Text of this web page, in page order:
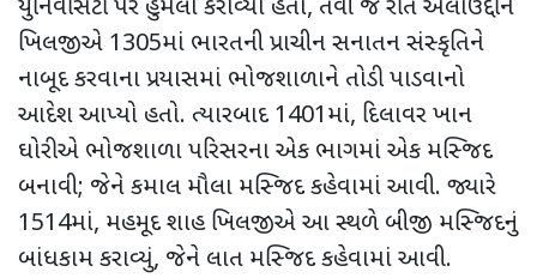
યુનિવર્સિટી પર હુમલો કરાવ્યો હતો, તેવી જ રીતે અલાઉદ્દીન
ખિલજીએ 1305માં ભારતની પ્રાચીન સનાતન સંસ્કૃતિને
નાબૂદ કરવાના પ્રયાસમાં ભોજશાળાને તોડી પાડવાનો
આદેશ આપ્યો હતો. ત્યારબાદ 1401માં, દિલાવર ખાન
ઘોરીએ ભોજશાળા પરિસરના એક ભાગમાં એક મસ્જિદ
બનાવી; જેને કમાલ મૌલા મસ્જિદ કહેવામાં આવી. જ્યારે
1514માં, મહમૂદ શાહ ખિલજીએ આ સ્થળે બીજી મસ્જિદનું
બાંધકામ કરાવ્યું, જેને લાત મસ્જિદ કહેવામાં આવી.